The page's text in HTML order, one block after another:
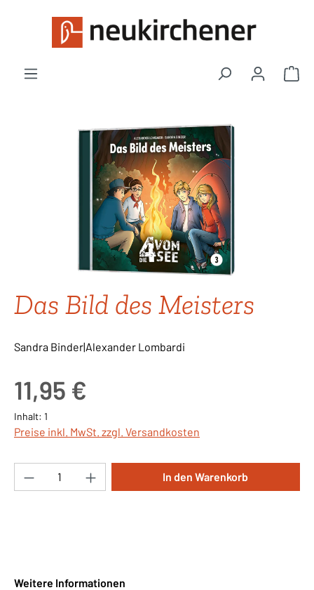
Zum Hauptinhalt springen
Bildergalerie überspringen
Das Bild des Meisters
Sandra Binder|Alexander Lombardi
11,95 €
Inhalt: 1
Preise inkl. MwSt. zzgl. Versandkosten
Produkt Anzahl: Gib den gewünschten
In den Warenkorb
Weitere Informationen